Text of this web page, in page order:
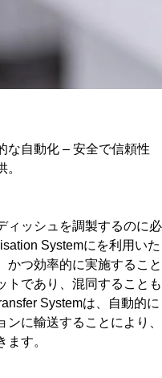
な自動化 – 安全で信頼性
ィッシュを調製するのに必
Systemにを利用いた
かつ効率的に実施すること
トであり、混同することも
Systemは、自動的に
に輸送することにより、
す。